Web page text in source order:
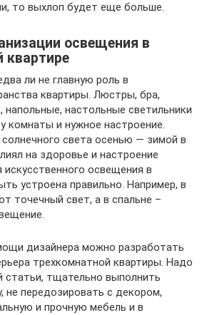
то выхлоп будет еще больше.
освещения в
квартире
ли не главную роль в
квартиры. Люстры, бра,
настольные светильники
комнаты и нужное настроение.
света осенью — зимой в
на здоровье и настроение
освещения в
устроена правильно. Например, в
точечный свет, а в спальне –
дизайнера можно разработать
трехкомнатной квартиры. Надо
статьи, тщательно выполнить
не передозировать с декором,
и прочную мебель и в